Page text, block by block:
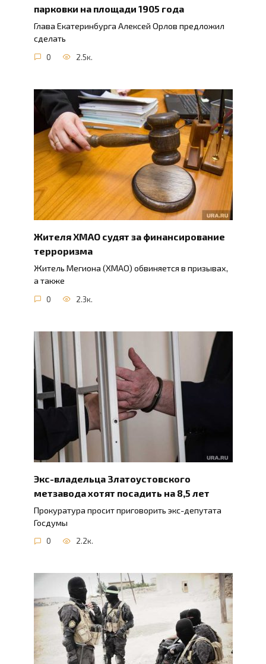
парковки на площади 1905 года
Глава Екатеринбурга Алексей Орлов предложил
сделать
0 2.5к.
Жителя ХМАО судят за финансирование
терроризма
Житель Мегиона (ХМАО) обвиняется в призывах,
а также
0 2.3к.
Экс-владельца Златоустовского
метзавода хотят посадить на 8,5 лет
Прокуратура просит приговорить экс-депутата
Госдумы
0 2.2к.